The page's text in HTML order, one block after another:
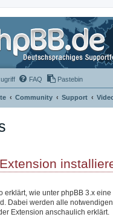
FAQ Pastebin
Community Support
erklärt, wie unter phpBB 3.x
Dabei werden alle
Extension anschaulich erklärt.